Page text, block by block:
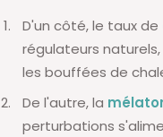
D'un côté, le taux de
régulateurs
les bouffées de
De l'autre, la
perturbations